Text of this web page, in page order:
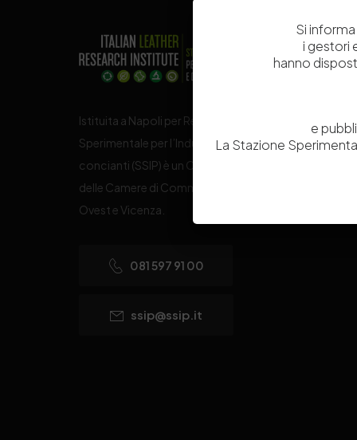
Istituita a Napoli per Regio Decreto nel 1885, la
Sperimentale per l’Industria delle Pelli e delle materie
concianti (SSIP) è un Organismo di Ricerca Nazionale
delle Camere di Commercio di Napoli, Toscana Nord-
Ovest e Vicenza.
081 597 91 00
ssip@ssip.it
Si
i gestori
hanno
e
La Stazione